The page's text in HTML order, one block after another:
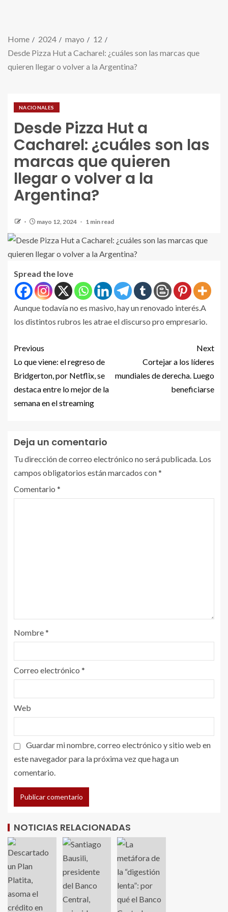
Home 2024 mayo
12
Desde Pizza Hut a Cacharel: ¿cuáles son las marcas que
quieren llegar o volver a la Argentina?
NACIONALES
Desde Pizza Hut a
Cacharel: ¿cuáles son las
marcas que quieren
llegar o volver a la
Argentina?
mayo 12, 2024 1 min read
Spread the love
Aunque todavía no es masivo, hay un renovado interés.A
los distintos rubros les atrae el discurso pro empresario.
Previous
Lo que viene: el regreso de
Bridgerton, por Netflix, se
destaca entre lo mejor de la
semana en el streaming
Next
Cortejar a los líderes
mundiales de derecha. Luego
beneficiarse
Deja un comentario
Tu dirección de correo electrónico no será publicada. Los
campos obligatorios están marcados con*
Comentario *
Nombre*
Correo electrónico *
Web
Guardar mi nombre, correo electrónico y sitio web en
este navegador para la próxima vez que haga un
comentario.
NOTICIAS RELACIONADAS